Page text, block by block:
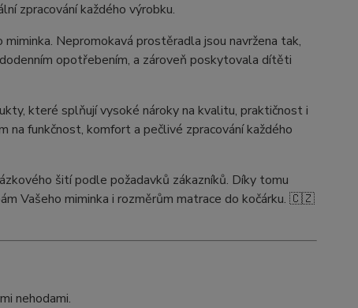
zpracování každého výrobku.
Nepromokavá prostěradla jsou navržena tak,
opotřebením, a zároveň poskytovala dítěti
které splňují vysoké nároky na kvalitu, praktičnost i
na funkčnost, komfort a pečlivé zpracování každého
šití podle požadavků zákazníků. Díky tomu
Vašeho miminka i rozměrům matrace do kočárku. 🇨🇿
nehodami.